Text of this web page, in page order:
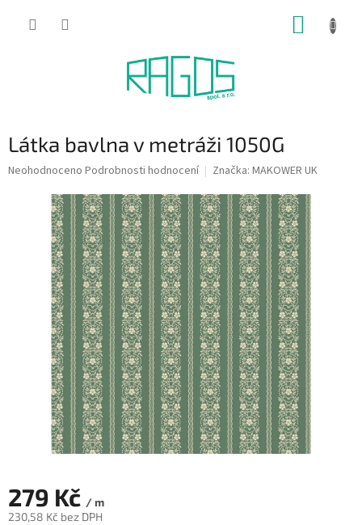
Látka bavlna v metráži 1050G
Průměrné
produktu
hvězdiček.
Neohodnoceno Podrobnosti hodnocení Značka: MAKOWER UK
279 Kč / m
230,58 Kč bez DPH